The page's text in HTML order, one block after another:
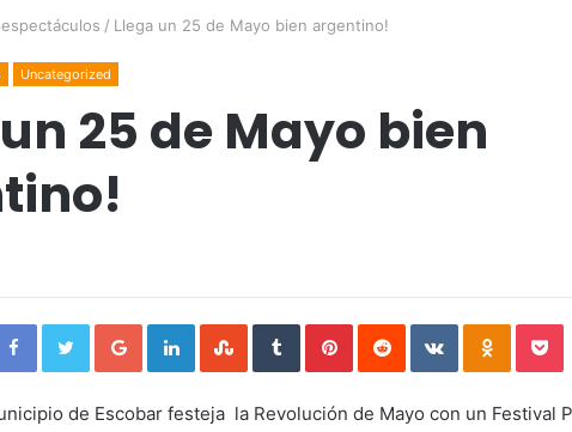
/ Llega un 25 de Mayo bien argentino!
Uncategorized
25 de Mayo bien
FacebookTwitterGoogle+LinkedInStumbleUpon
TumblrPinterestReddit VKontakte
de Escobar festeja la Revolución de Mayo con un Festival